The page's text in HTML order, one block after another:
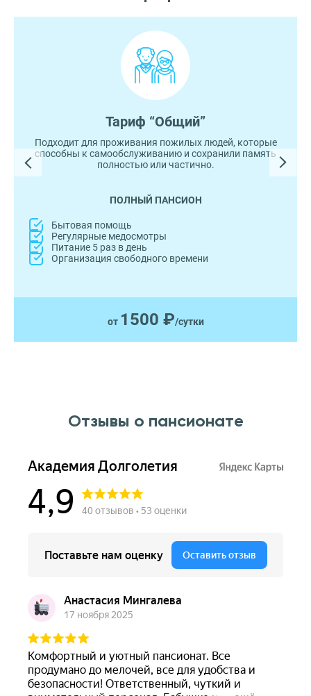
Тариф “Общий”
Подходит для проживания пожилых людей, которые
способны к самообслуживанию и сохранили память
полностью или частично.
ПОЛНЫЙ ПАНСИОН
Бытовая помощь
Регулярные медосмотры
Питание 5 раз в день
Организация свободного времени
от 1500 ₽/сутки
Отзывы о пансионате